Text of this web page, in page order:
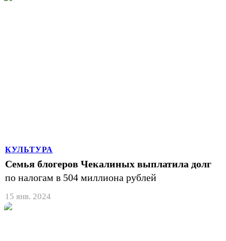
КУЛЬТУРА
Семья блогеров Чекалиных выплатила долг
по налогам в 504 миллиона рублей
15 янв. 2024